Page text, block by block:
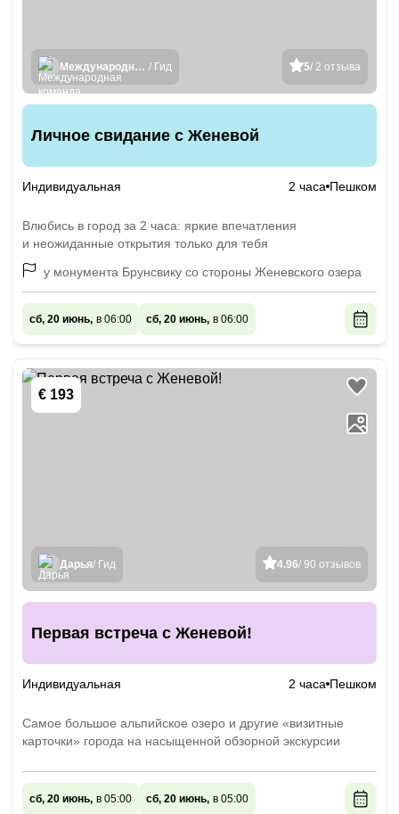
5/ 2 отзыва
Международная команда гидов / Гид
Личное свидание с Женевой
Индивидуальная 2 часа Пешком
Влюбись в город за 2 часа: яркие впечатления
и неожиданные открытия только для тебя
у монумента Брунсвику со стороны Женевского озера
сб, 20 июнь, в 06:00 сб, 20 июнь, в 06:00
€ 193
4.96/ 90 отзывов
Дарья/ Гид
Первая встреча с Женевой!
Индивидуальная 2 часа Пешком
Самое большое альпийское озеро и другие «визитные
карточки» города на насыщенной обзорной экскурсии
сб, 20 июнь, в 05:00 сб, 20 июнь, в 05:00